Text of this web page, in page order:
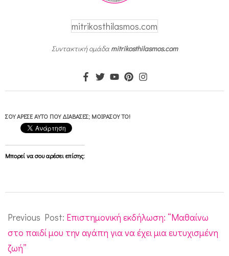
mitrikosthilasmos.com
Συντακτική ομάδαmitrikosthilasmos.com
ΣΟΥ ΆΡΕΣΕ ΑΥΤΌ ΠΟΥ ΔΙΆΒΑΣΕΣ; ΜΟΙΡΆΣΟΥ ΤΟ!
Μπορεί να σου αρέσει επίσης:
03-
20
Previous Post: Επιστημονική εκδήλωση: “Μαθαίνω
στο παιδί μου την αγάπη για να έχει μια ευτυχισμένη
ζωή”